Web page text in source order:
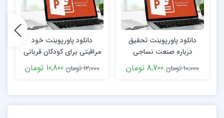
ببندید و به پزشک مراجعه کنید.
برای تمیز کردن چشم دیگران و پیش از معاینه چشم، دستان
خود را بشویید و شخص را زیر یک چراغ پر نور بنشانید.
محل آشغال را در چشم فرد مشخص کنید. برای معاینه چشم
دانلود پاورپوینت تحقیق
درباره صنعت نساجی
10,000 تومان
8,700 تومان
دانلود پاورپوینت خود
مراقبتی برای کودکان قربانی
بدرفتاری
12,000 تومان 10,800 تومان